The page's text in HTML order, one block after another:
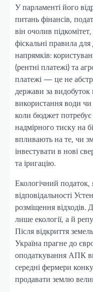
У парламенті його
питань фінансів,
він очолив
фіскальні правила
напрямків:
(рентні платежі) та
платежі — це не
держави за видобуток
використання води чи
коли бюджет
надмірного тиску на
впливають на те, чи
інвестувати в нові
та іригацію.
Екологічний податок,
відповідальності
розміщення відходів.
лише екології, а й
Після відкриття
Україна прагне до
оподаткування АПК
середні фермери
продавати землю